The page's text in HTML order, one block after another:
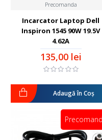
Precomanda
Incarcator Laptop Dell
Inspiron 1545 90W 19.5V
4.62A
135,00 lei
Adaugă în Coş